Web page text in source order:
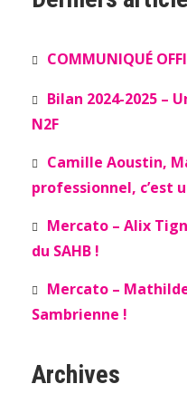
COMMUNIQUÉ
Bilan 2024-2025 –
N2F
Camille Aoustin,
professionnel, c’est
Mercato – Alix
du SAHB !
Mercato –
Sambrienne !
Archives